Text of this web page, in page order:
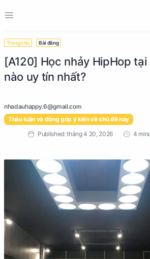
Trang chủ Bài đăng
[A120] Học nhảy HipHop tại
nào uy tín nhất?
Thảo luận và đóng góp ý kiến về chủ đề này
4